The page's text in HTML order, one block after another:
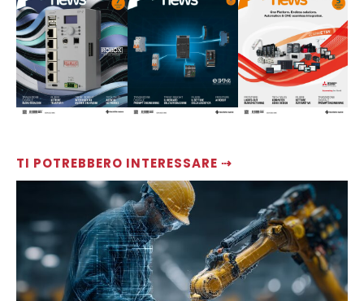
TI POTREBBERO INTERESSARE ⇢